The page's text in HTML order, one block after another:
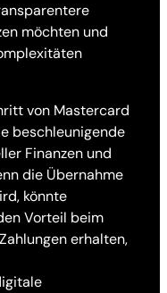
möchten und
von Mastercard
beschleunigende
Finanzen und
die Übernahme
könnte
Vorteil beim
erhalten,